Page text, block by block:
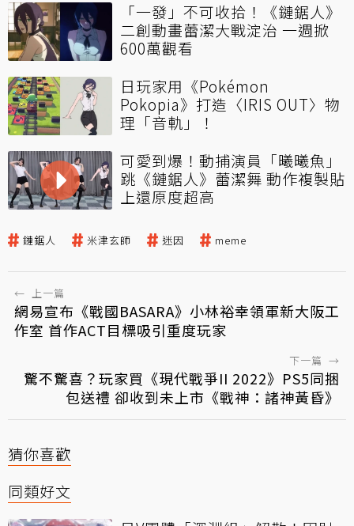
「一發」不可收拾！《鏈鋸人》
二創動畫蕾潔大戰淀治 一週掀
600萬觀看
日玩家用《Pokémon
Pokopia》打造〈IRIS OUT〉物
理「音軌」！
可愛到爆！動捕演員「曦曦魚」
跳《鏈鋸人》蕾潔舞 動作複製貼
上還原度超高
鏈鋸人 米津玄師 迷因 meme
← 上一篇
網易宣布《戰國BASARA》小林裕幸領軍新大阪工
作室 首作ACT目標吸引重度玩家
下一篇 →
驚不驚喜？玩家買《現代戰爭II 2022》PS5同捆
包送禮 卻收到未上市《戰神：諸神黃昏》
猜你喜歡
同類好文